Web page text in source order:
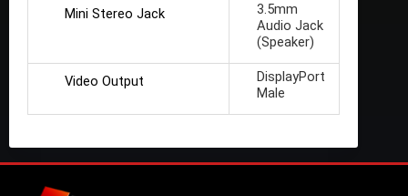
Mini Stereo Jack
3.5mm
Audio Jack
(Speaker)
Video Output
DisplayPort
Male